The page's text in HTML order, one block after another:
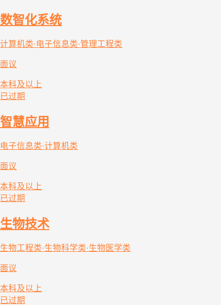
数智化系统
计算机类·电子信息类·管理工程类
面议
本科及以上
已过期
智慧应用
电子信息类·计算机类
面议
本科及以上
已过期
生物技术
生物工程类·生物科学类·生物医学类
面议
本科及以上
已过期